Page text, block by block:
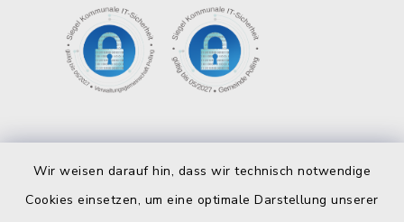
Wir weisen darauf hin, dass wir technisch notwendige
Cookies einsetzen, um eine optimale Darstellung unserer